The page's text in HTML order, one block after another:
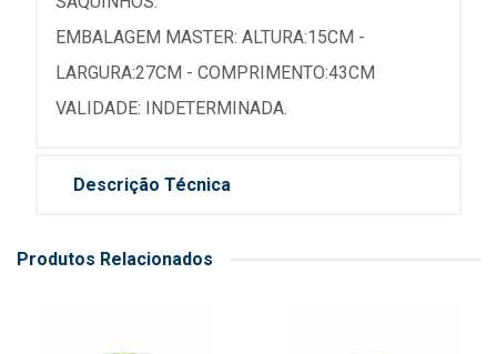
EMBALAGEM MASTER: ALTURA:15CM -
LARGURA:27CM - COMPRIMENTO:43CM
VALIDADE: INDETERMINADA.
Descrição Técnica
Produtos Relacionados